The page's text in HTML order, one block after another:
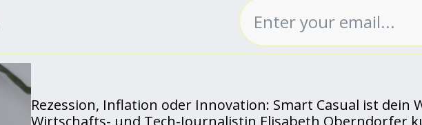
Rezession, Inflation oder Innovation: Smart Casual ist dein
Wirtschafts- und Tech-Journalistin Elisabeth Oberndorfer